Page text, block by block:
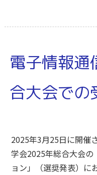
電子情報
合大会での
2025年3月25日に開催
学会2025年総合大会の
ョン」（選奨発表）に